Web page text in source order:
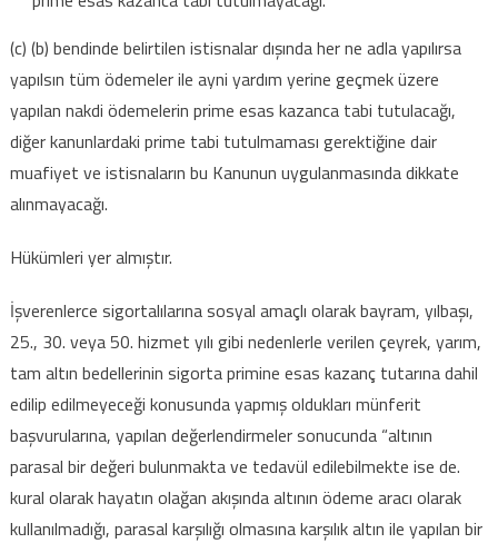
(c) (b) bendinde belirtilen istisnalar dışında her ne adla yapılırsa
yapılsın tüm ödemeler ile ayni yardım yerine geçmek üzere
yapılan nakdi ödemelerin prime esas kazanca tabi tutulacağı,
diğer kanunlardaki prime tabi tutulmaması gerektiğine dair
muafiyet ve istisnaların bu Kanunun uygulanmasında dikkate
alınmayacağı.
Hükümleri yer almıştır.
İşverenlerce sigortalılarına sosyal amaçlı olarak bayram, yılbaşı,
25., 30. veya 50. hizmet yılı gibi nedenlerle verilen çeyrek, yarım,
tam altın bedellerinin sigorta primine esas kazanç tutarına dahil
edilip edilmeyeceği konusunda yapmış oldukları münferit
başvurularına, yapılan değerlendirmeler sonucunda “altının
parasal bir değeri bulunmakta ve tedavül edilebilmekte ise de.
kural olarak hayatın olağan akışında altının ödeme aracı olarak
kullanılmadığı, parasal karşılığı olmasına karşılık altın ile yapılan bir